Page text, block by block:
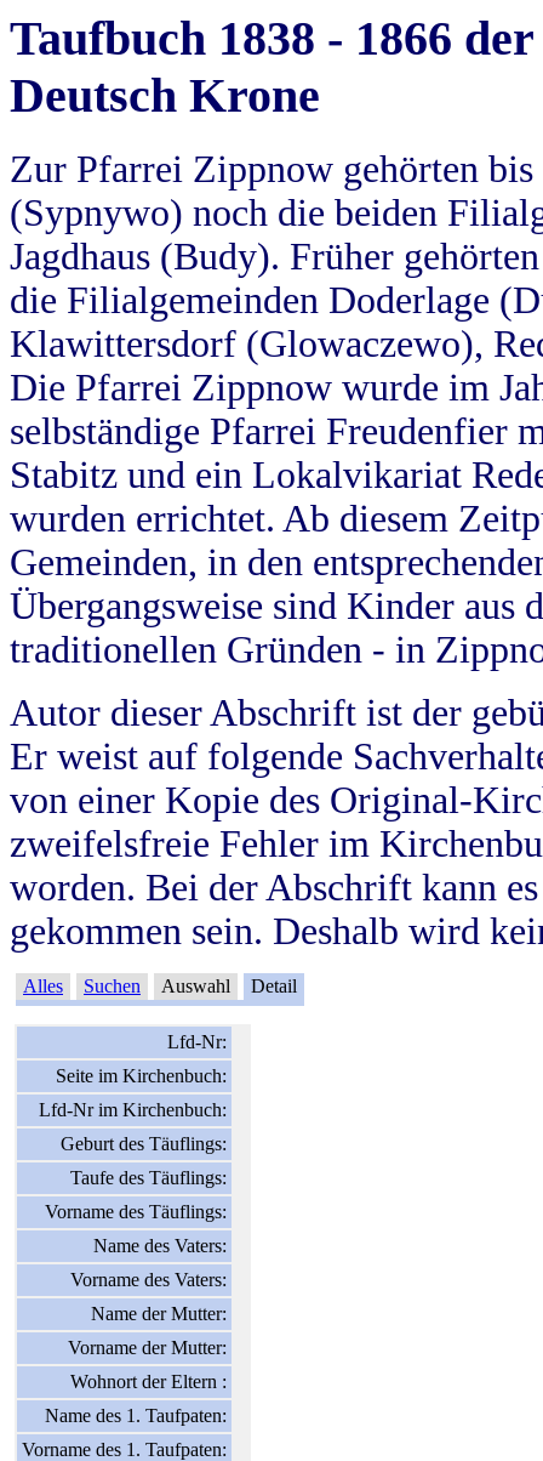
Taufbuch 1838 - 1866
Deutsch Krone
Zur Pfarrei Zippnow gehörten
(Sypnywo) noch die beiden
Jagdhaus (Budy). Früher
die Filialgemeinden Doderlage
Klawittersdorf (Glowaczewo),
Die Pfarrei Zippnow wurde im
selbständige Pfarrei Freudenfier
Stabitz und ein Lokalvikariat
wurden errichtet. Ab diesem
Gemeinden, in den
Übergangsweise sind Kinder aus
traditionellen Gründen - in
Autor dieser Abschrift ist der
Er weist auf folgende
von einer Kopie des Original-
zweifelsfreie Fehler im
worden. Bei der Abschrift kann
gekommen sein. Deshalb wird
Alles Suchen Auswahl Detail
Lfd-Nr:
Seite im Kirchenbuch:
Lfd-Nr im Kirchenbuch:
Geburt des Täuflings:
Taufe des Täuflings:
Vorname des Täuflings:
Name des Vaters:
Vorname des Vaters:
Name der Mutter:
Vorname der Mutter:
Wohnort der Eltern :
Name des 1. Taufpaten:
Vorname des 1. Taufpaten: